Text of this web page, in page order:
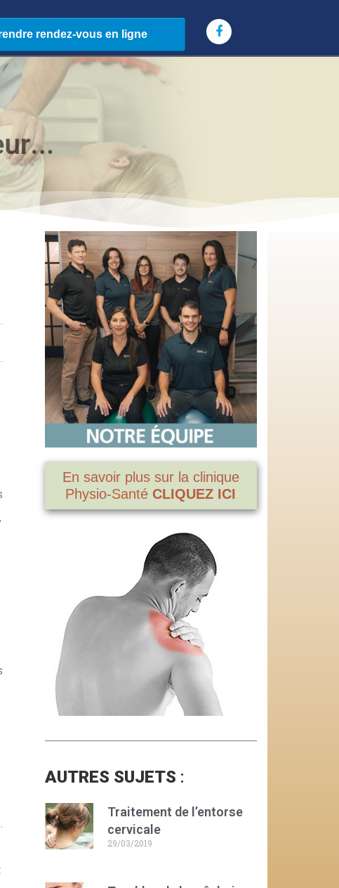
ur...
En savoir plus sur la clinique
Physio-Santé CLIQUEZ ICI
AUTRES SUJETS :
Traitement de l’entorse
cervicale
29/03/2019